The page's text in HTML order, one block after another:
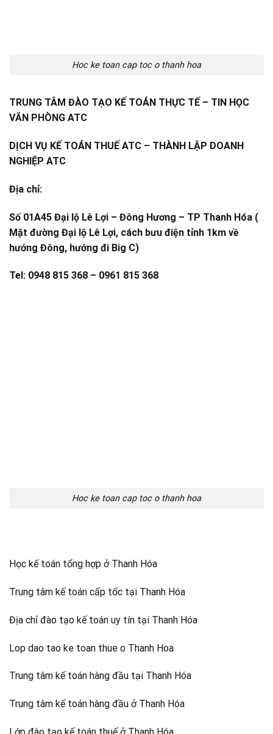
Hoc ke toan cap toc o thanh hoa
TRUNG TÂM ĐÀO TẠO KẾ TOÁN THỰC TẾ – TIN HỌC
VĂN PHÒNG ATC
DỊCH VỤ KẾ TOÁN THUẾ ATC – THÀNH LẬP DOANH
NGHIỆP ATC
Địa chỉ:
Số 01A45 Đại lộ Lê Lợi – Đông Hương – TP Thanh Hóa (
Mặt đường Đại lộ Lê Lợi, cách bưu điện tỉnh 1km về
hướng Đông, hướng đi Big C)
Tel: 0948 815 368 – 0961 815 368
Hoc ke toan cap toc o thanh hoa
Học kế toán tổng hợp ở Thanh Hóa
Trung tâm kế toán cấp tốc tại Thanh Hóa
Địa chỉ đào tạo kế toán uy tín tại Thanh Hóa
Lop dao tao ke toan thue o Thanh Hoa
Trung tâm kế toán hàng đầu tại Thanh Hóa
Trung tâm kế toán hàng đầu ở Thanh Hóa